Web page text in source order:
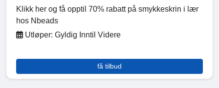
Klikk her og få opptil 70% rabatt på smykkeskrin i lær
hos Nbeads
Utløper: Gyldig Inntil Videre
få tilbud